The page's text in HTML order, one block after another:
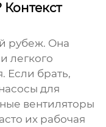
рубеж. Она
легкого
брать,
для
вентиляторы
их рабочая